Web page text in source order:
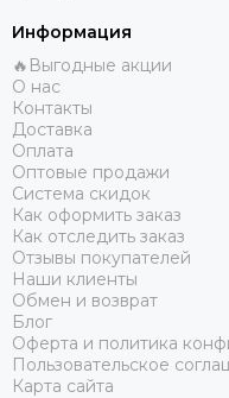
Информация
🔥Выгодные акции
О нас
Контакты
Доставка
Оплата
Оптовые продажи
Система скидок
Как оформить заказ
Как отследить заказ
Отзывы покупателей
Наши клиенты
Обмен и возврат
Блог
Оферта и политика
Пользовательское
Карта сайта